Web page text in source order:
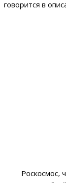
говорится в
Роскосмос,